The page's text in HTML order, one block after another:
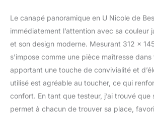
Le canapé panoramique en U Nicole de
immédiatement l’attention avec sa couleur
et son design moderne. Mesurant 312 x
s’impose comme une pièce maîtresse dans
apportant une touche de convivialité et
utilisé est agréable au toucher, ce qui
confort. En tant que testeur, j’ai trouvé que
permet à chacun de trouver sa place,